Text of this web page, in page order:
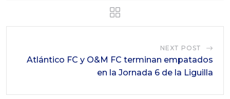
NEXT POST
Atlántico FC y O&M FC terminan empatados
en la Jornada 6 de la Liguilla